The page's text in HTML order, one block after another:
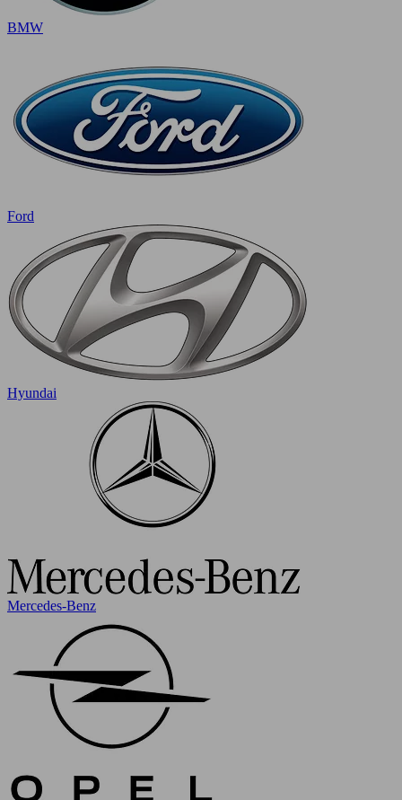
BMW
Ford
Hyundai
Mercedes-Benz